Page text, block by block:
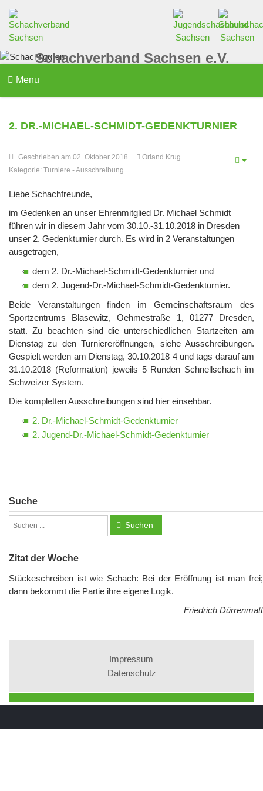
Schachverband Sachsen e.V.
Menu
2. DR.-MICHAEL-SCHMIDT-GEDENKTURNIER
Geschrieben am 02. Oktober 2018
Orland Krug
Kategorie: Turniere -Ausschreibung
Liebe Schachfreunde,
im Gedenken an unser Ehrenmitglied Dr. Michael Schmidt
führen wir in diesem Jahr vom 30.10.-31.10.2018 in Dresden
unser 2. Gedenkturnier durch. Es wird in 2 Veranstaltungen
ausgetragen,
dem 2. Dr.-Michael-Schmidt-Gedenkturnier und
dem 2. Jugend-Dr.-Michael-Schmidt-Gedenkturnier.
Beide Veranstaltungen finden im Gemeinschaftsraum des
Sportzentrums Blasewitz, Oehmestraße 1, 01277 Dresden,
statt. Zu beachten sind die unterschiedlichen Startzeiten am
Dienstag zu den Turniereröffnungen, siehe Ausschreibungen.
Gespielt werden am Dienstag, 30.10.2018 4 und tags darauf am
31.10.2018 (Reformation) jeweils 5 Runden Schnellschach im
Schweizer System.
Die kompletten Ausschreibungen sind hier einsehbar.
2. Dr.-Michael-Schmidt-Gedenkturnier
2. Jugend-Dr.-Michael-Schmidt-Gedenkturnier
Suche
Suchen
Zitat der Woche
Stückeschreiben ist wie Schach: Bei der Eröffnung ist man frei;
dann bekommt die Partie ihre eigene Logik.
Friedrich Dürrenmatt
Impressum
Datenschutz